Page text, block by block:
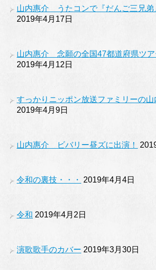
山内惠介 うたコンで『だんご三兄弟
2019年4月17日
山内惠介 念願の全国47都道府県ツア
2019年4月12日
すっかりニッポン放送ファミリーの山
2019年4月9日
山内惠介 ビバリー昼ズに出演！
令和の裏技・・・ 2019年4月4日
令和 2019年4月2日
演歌歌手のカバー 2019年3月30日